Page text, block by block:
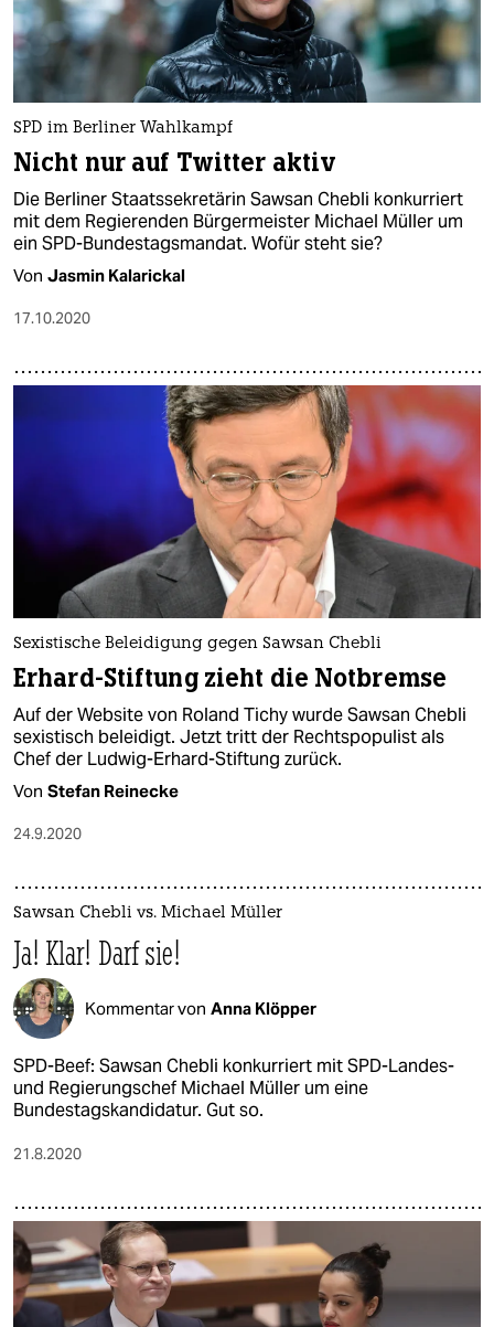
SPD im Berliner Wahlkampf
Nicht nur auf Twitter aktiv
Die Berliner Staatssekretärin Sawsan Chebli konkurriert
mit dem Regierenden Bürgermeister Michael Müller um
ein SPD-Bundestagsmandat. Wofür steht sie?
Von Jasmin Kalarickal
17.10.2020
Sexistische Beleidigung gegen Sawsan Chebli
Erhard-Stiftung zieht die Notbremse
Auf der Website von Roland Tichy wurde Sawsan Chebli
sexistisch beleidigt. Jetzt tritt der Rechtspopulist als
Chef der Ludwig-Erhard-Stiftung zurück.
Von Stefan Reinecke
24.9.2020
Sawsan Chebli vs. Michael Müller
Ja! Klar! Darf sie!
Kommentar von Anna Klöpper
SPD-Beef: Sawsan Chebli konkurriert mit SPD-Landes-
und Regierungschef Michael Müller um eine
Bundestagskandidatur. Gut so.
21.8.2020